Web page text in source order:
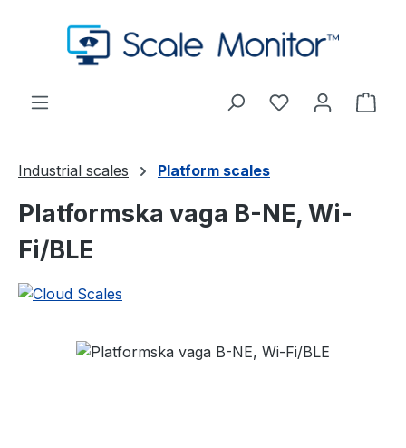
Preskoči na glavni sadržaj
Imate 0 stavke
Industrial scales Platform scales
Platformska vaga B-NE, Wi-
Fi/BLE
Preskoči galeriju slika